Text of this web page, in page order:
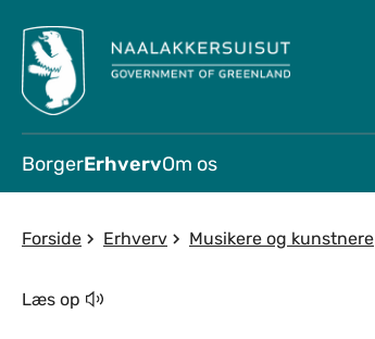
BorgerErhvervOm os
Forside Erhverv Musikere og kunstnere
Læs op